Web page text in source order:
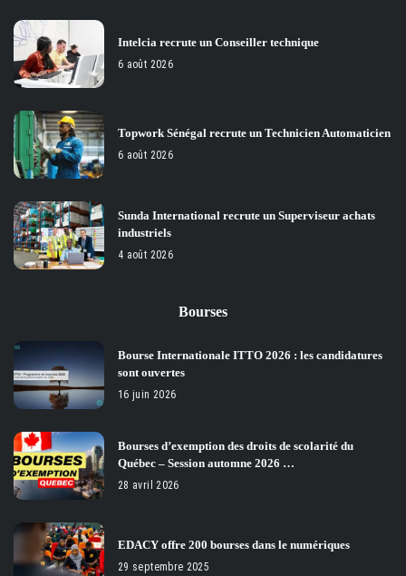
Intelcia recrute un Conseiller technique
6 août 2026
Topwork Sénégal recrute un Technicien Automaticien
6 août 2026
Sunda International recrute un Superviseur achats
industriels
4 août 2026
Bourses
Bourse Internationale ITTO 2026 : les candidatures
sont ouvertes
16 juin 2026
Bourses d’exemption des droits de scolarité du
Québec – Session automne 2026 …
28 avril 2026
EDACY offre 200 bourses dans le numériques
29 septembre 2025